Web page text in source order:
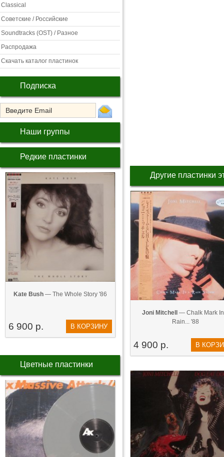
Classical
Советские / Российские
Soundtracks (OST) / Разное
Распродажа
Скачать каталог пластинок
Подписка
Наши группы
Редкие пластинки
Kate Bush — The Whole Story '86
6 900 р. В КОРЗИНУ
Цветные пластинки
Другие пластинки
Joni Mitchell
— Chalk Mark In
Rain... '88
4 900 р. В